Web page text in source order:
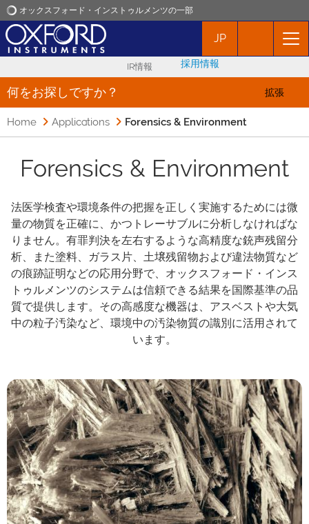
オックスフォード・インストゥルメンツの一部
オックスフォード・インストゥルメンツ
アプリケーション
プロダクト
ニュース
イベント
お問い合わせ
JP
IR情報 採用情報
何をお探しですか？ 拡張
Home Applications Forensics & Environment
Forensics & Environment
法医学検査や環境条件の把握を正しく実施するためには微
量の物質を正確に、かつトレーサブルに分析しなければな
りません。有罪判決を左右するような高精度な銃声残留分
析、また塗料、ガラス片、土壌残留物および違法物質など
の痕跡証明などの応用分野で、オックスフォード・インス
トゥルメンツのシステムは信頼できる結果を国際基準の品
質で提供します。その高感度な機器は、アスベストや大気
中の粒子汚染など、環境中の汚染物質の識別に活用されて
います。